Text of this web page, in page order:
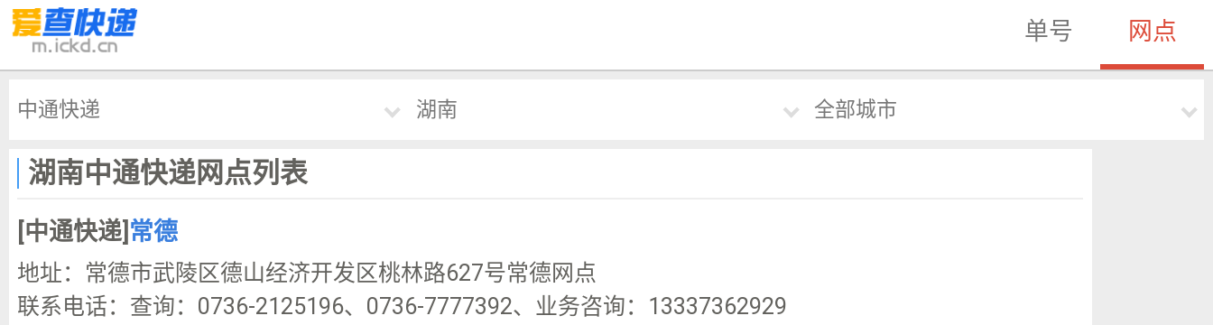
单号 网点
中通快递 湖南 全部城市
湖南中通快递网点列表
[中通快递] 常德
地址：常德市武陵区德山经济开发区桃林路627号常德网点
联系电话：查询：0736-2125196、0736-7777392、业务咨询：13337362929